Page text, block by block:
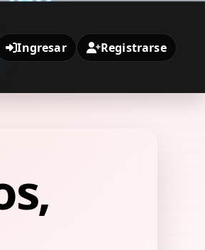
Ingresar Registrarse